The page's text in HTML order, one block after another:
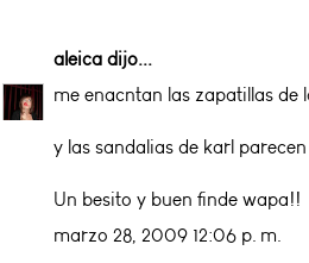
aleica dijo...
me enacntan las zapatillas de
y las sandalias de karl
Un besito y buen finde wapa!!
marzo 28, 2009 12:06 p. m.